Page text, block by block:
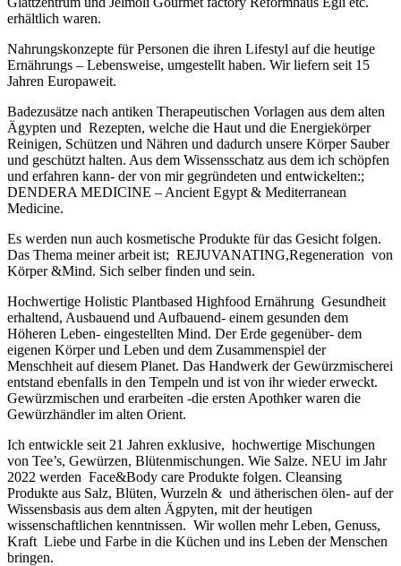
erhältlich waren.
Nahrungskonzepte für Personen die ihren Lifestyl auf die heutige
Ernährungs – Lebensweise, umgestellt haben. Wir liefern seit 15
Jahren Europaweit.
Badezusätze nach antiken Therapeutischen Vorlagen aus dem alten
Ägypten und Rezepten, welche die Haut und die Energiekörper
Reinigen, Schützen und Nähren und dadurch unsere Körper Sauber
und geschützt halten. Aus dem Wissensschatz aus dem ich schöpfen
und erfahren kann- der von mir gegründeten und entwickelten:;
DENDERA MEDICINE – Ancient Egypt & Mediterranean
Medicine.
Es werden nun auch kosmetische Produkte für das Gesicht folgen.
Das Thema meiner arbeit ist; REJUVANATING,Regeneration von
Körper &Mind. Sich selber finden und sein.
Hochwertige Holistic Plantbased Highfood Ernährung Gesundheit
erhaltend, Ausbauend und Aufbauend- einem gesunden dem
Höheren Leben- eingestellten Mind. Der Erde gegenüber- dem
eigenen Körper und Leben und dem Zusammenspiel der
Menschheit auf diesem Planet. Das Handwerk der Gewürzmischerei
entstand ebenfalls in den Tempeln und ist von ihr wieder erweckt.
Gewürzmischen und erarbeiten -die ersten Apothker waren die
Gewürzhändler im alten Orient.
Ich entwickle seit 21 Jahren exklusive, hochwertige Mischungen
von Tee’s, Gewürzen, Blütenmischungen. Wie Salze. NEU im Jahr
2022 werden Face&Body care Produkte folgen. Cleansing
Produkte aus Salz, Blüten, Wurzeln & und ätherischen ölen- auf der
Wissensbasis aus dem alten Ägpyten, mit der heutigen
wissenschaftlichen kenntnissen. Wir wollen mehr Leben, Genuss,
Kraft Liebe und Farbe in die Küchen und ins Leben der Menschen
bringen.